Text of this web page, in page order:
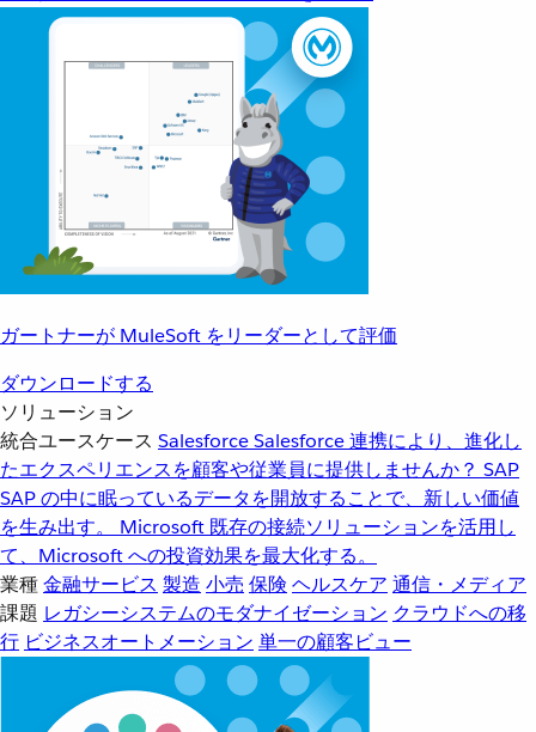
ガートナーが MuleSoft をリーダーとして評価
ダウンロードする
ソリューション
統合ユースケース SalesforceSalesforce 連携により、進化し
たエクスペリエンスを顧客や従業員に提供しませんか？ SAP
SAP の中に眠っているデータを開放することで、新しい価値
を生み出す。
Microsoft 既存の接続ソリューションを活用し
て、Microsoft への投資効果を最大化する。
業種金融サービス 製造 小売 保険 ヘルスケア 通信・メディア
課題 レガシーシステムのモダナイゼーション クラウドへの移
行 ビジネスオートメーション 単一の顧客ビュー